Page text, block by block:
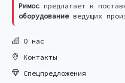
Римос предлагает к
оборудованиеведущих
О нас
Контакты
Спецпредложения